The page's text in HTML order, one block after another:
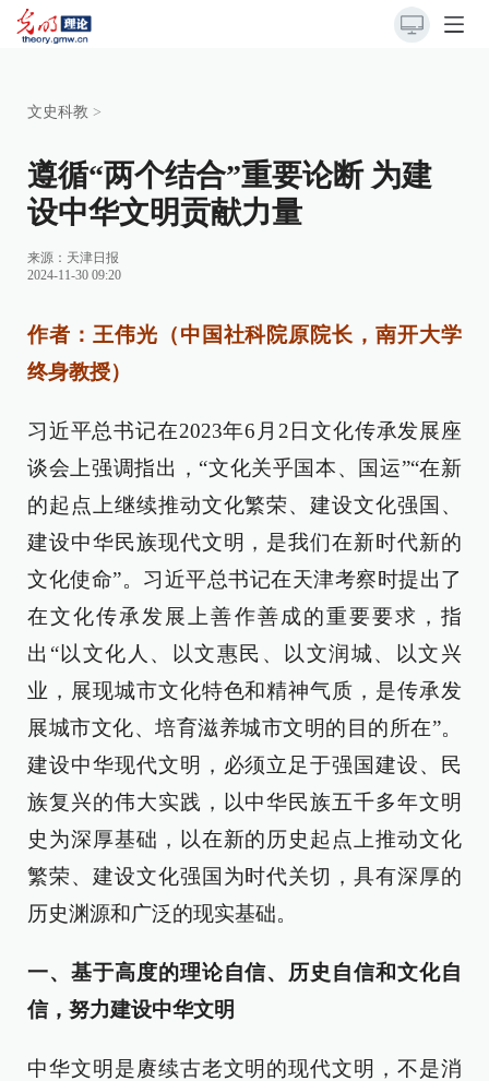
文史科教 >
遵循“两个结合”重要论断 为建
设中华文明贡献力量
来源： 天津日报
2024-11-30 09:20
作者：王伟光（中国社科院原院长，南开大学
终身教授）
习近平总书记在2023年6月2日文化传承发展座
谈会上强调指出，“文化关乎国本、国运”“在新
的起点上继续推动文化繁荣、建设文化强国、
建设中华民族现代文明，是我们在新时代新的
文化使命”。习近平总书记在天津考察时提出了
在文化传承发展上善作善成的重要要求，指
出“以文化人、以文惠民、以文润城、以文兴
业，展现城市文化特色和精神气质，是传承发
展城市文化、培育滋养城市文明的目的所在”。
建设中华现代文明，必须立足于强国建设、民
族复兴的伟大实践，以中华民族五千多年文明
史为深厚基础，以在新的历史起点上推动文化
繁荣、建设文化强国为时代关切，具有深厚的
历史渊源和广泛的现实基础。
一、基于高度的理论自信、历史自信和文化自
信，努力建设中华文明
中华文明是赓续古老文明的现代文明，不是消